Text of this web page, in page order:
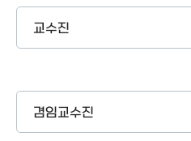
교수진
겸임교수진